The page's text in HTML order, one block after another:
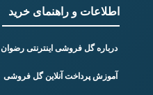
اطلاعات و راهنمای خرید
درباره گل فروشی اینترنتی رضوان
آموزش پرداخت آنلاین گل فروشی